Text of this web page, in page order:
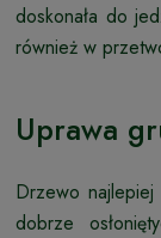
doskonała do
również w
Uprawa
Drzewo najlepiej
dobrze